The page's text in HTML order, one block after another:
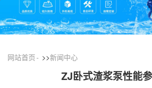
网站首页 >>新闻中心
ZJ卧式渣浆泵性能